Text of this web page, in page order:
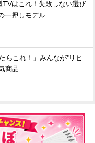
TVはこれ！失敗しない選び
一押しモデル
らこれ！」みんなが"リピ
商品